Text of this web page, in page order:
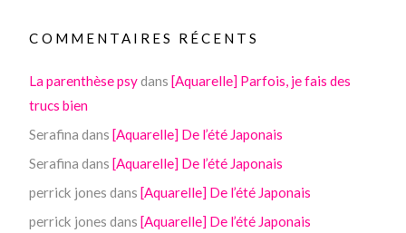
COMMENTAIRES RÉCENTS
La parenthèse psydans[Aquarelle] Parfois, je fais des
trucs bien
Serafina dans[Aquarelle] De l’été Japonais
Serafina dans[Aquarelle] De l’été Japonais
perrick jones dans[Aquarelle] De l’été Japonais
perrick jones dans[Aquarelle] De l’été Japonais